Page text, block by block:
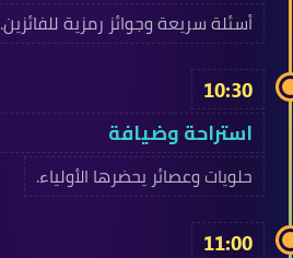
أسئلة سريعة وجوائز رمزية للفائزين.
10:30
استراحة وضيافة
حلويات وعصائر يحضرها الأولياء.
11:00